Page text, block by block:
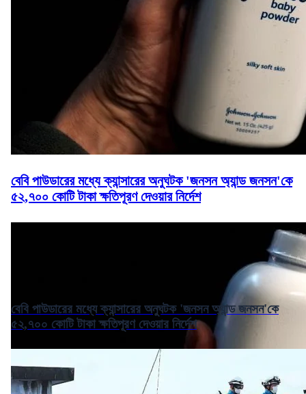
বেবি পাউডারের মধ্যে ক্যান্সারের অনুঘটক 'জনসন অ্যান্ড জনসন'কে
৫২,৭০০ কোটি টাকা ক্ষতিপূরণ দেওয়ার নির্দেশ
বেবি পাউডারের মধ্যে ক্যান্সারের অনুঘটক 'জনসন অ্যান্ড জনসন'কে
৫২,৭০০ কোটি টাকা ক্ষতিপূরণ দেওয়ার নির্দেশ